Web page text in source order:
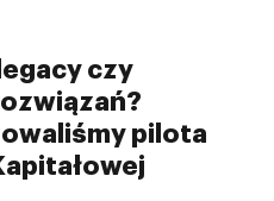
czy
pilota